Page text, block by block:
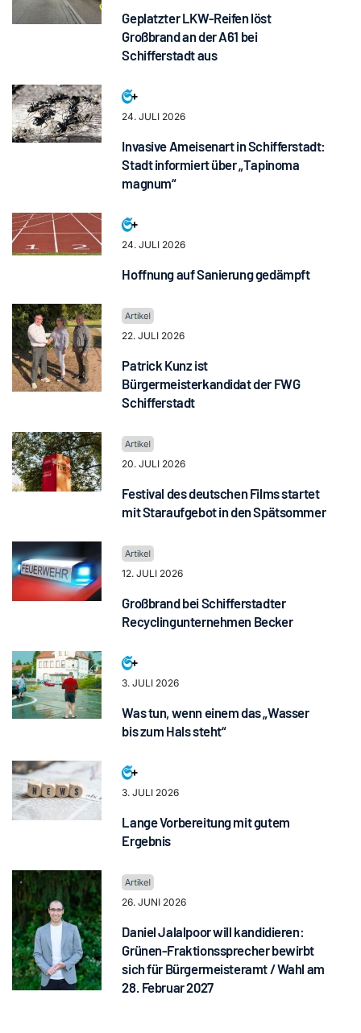
Geplatzter LKW-Reifen löst
Großbrand an der A61 bei
Schifferstadt aus
24. JULI 2026
Invasive Ameisenart in Schifferstadt:
Stadt informiert über „Tapinoma
magnum“
24. JULI 2026
Hoffnung auf Sanierung gedämpft
22. JULI 2026
Patrick Kunz ist
Bürgermeisterkandidat der FWG
Schifferstadt
20. JULI 2026
Festival des deutschen Films startet
mit Staraufgebot in den Spätsommer
12. JULI 2026
Großbrand bei Schifferstadter
Recyclingunternehmen Becker
3. JULI 2026
Was tun, wenn einem das „Wasser
bis zum Hals steht“
3. JULI 2026
Lange Vorbereitung mit gutem
Ergebnis
26. JUNI 2026
Daniel Jalalpoor will kandidieren:
Grünen-Fraktionssprecher bewirbt
sich für Bürgermeisteramt / Wahl am
28. Februar 2027